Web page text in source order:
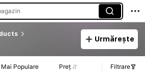
Urmărește
Populare Preț Filtrare